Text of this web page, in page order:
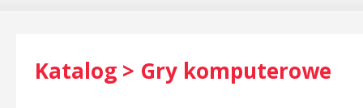
Katalog > Gry komputerowe